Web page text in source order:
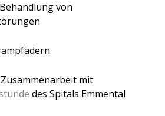
von
mit
des Spitals Emmental